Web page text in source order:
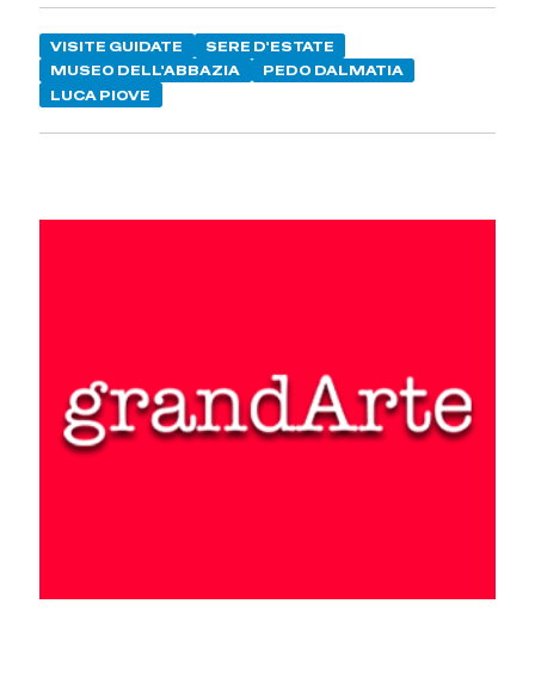
VISITE GUIDATE
SERE D'ESTATE
MUSEO DELL'ABBAZIA
PEDO DALMATIA
LUCA PIOVE